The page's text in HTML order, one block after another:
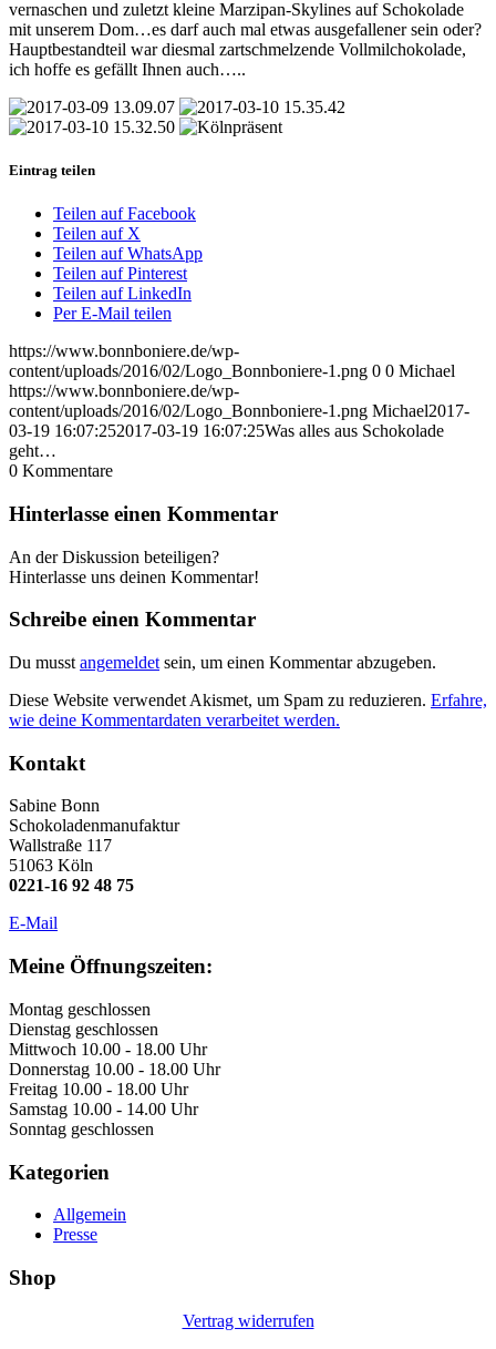
vernaschen und zuletzt kleine Marzipan-Skylines auf Schokolade
mit unserem Dom…es darf auch mal etwas ausgefallener sein oder?
Hauptbestandteil war diesmal zartschmelzende Vollmilchokolade,
ich hoffe es gefällt Ihnen auch…..
Eintrag teilen
Teilen auf Facebook
Teilen auf X
Teilen auf WhatsApp
Teilen auf Pinterest
Teilen auf LinkedIn
Per E-Mail teilen
https://www.bonnboniere.de/wp-
content/uploads/2016/02/Logo_Bonnboniere-1.png 0 0 Michael
https://www.bonnboniere.de/wp-
content/uploads/2016/02/Logo_Bonnboniere-1.png Michael2017-
03-19 16:07:252017-03-19 16:07:25Was alles aus Schokolade
geht…
0 Kommentare
Hinterlasse einen Kommentar
An der Diskussion beteiligen?
Hinterlasse uns deinen Kommentar!
Schreibe einen Kommentar
Du musst angemeldet sein, um einen Kommentar abzugeben.
Diese Website verwendet Akismet, um Spam zu reduzieren. Erfahre,
wie deine Kommentardaten verarbeitet werden.
Kontakt
Sabine Bonn
Schokoladenmanufaktur
Wallstraße 117
51063 Köln
0221-16 92 48 75
E-Mail
Meine Öffnungszeiten:
Montag geschlossen
Dienstag geschlossen
Mittwoch 10.00 - 18.00 Uhr
Donnerstag 10.00 - 18.00 Uhr
Freitag 10.00 - 18.00 Uhr
Samstag 10.00 - 14.00 Uhr
Sonntag geschlossen
Kategorien
Allgemein
Presse
Shop
Vertrag widerrufen